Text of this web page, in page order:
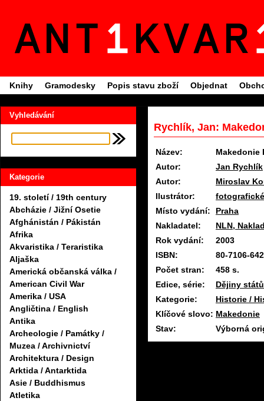
Knihy Gramodesky Popis stavu zboží Objednat
Vyhledávání
Kategorie
19. století / 19th century
Abcházie / Jižní Osetie
Afghánistán / Pákistán
Afrika
Akvaristika / Teraristika
Aljaška
Americká občanská válka /
American Civil War
Amerika / USA
Angličtina / English
Antika
Archeologie / Památky /
Muzea / Archivnictví
Architektura / Design
Arktida / Antarktida
Asie / Buddhismus
Atletika
Rychlík, Jan:
Název:
Makedonie
Autor:
Jan Rychlík
Autor:
Miroslav
Ilustrátor:
Místo vydání:
Praha
Nakladatel:
NLN,
Rok vydání:
2003
ISBN:
80-7106-
Počet stran:
458 s.
Edice, série:
Dějiny států
Kategorie:
Historie /
Klíčové slovo: Makedonie
Stav:
Výborná